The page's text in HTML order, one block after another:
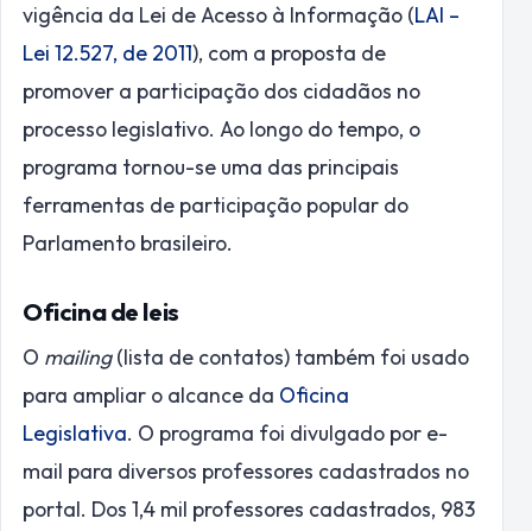
vigência da Lei de Acesso à Informação (LAI –
Lei 12.527, de 2011), com a proposta de
promover a participação dos cidadãos no
processo legislativo. Ao longo do tempo, o
programa tornou-se uma das principais
ferramentas de participação popular do
Parlamento brasileiro.
Oficina de leis
O mailing(lista de contatos) também foi usado
para ampliar o alcance da Oficina
Legislativa. O programa foi divulgado por e-
mail para diversos professores cadastrados no
portal. Dos 1,4 mil professores cadastrados, 983